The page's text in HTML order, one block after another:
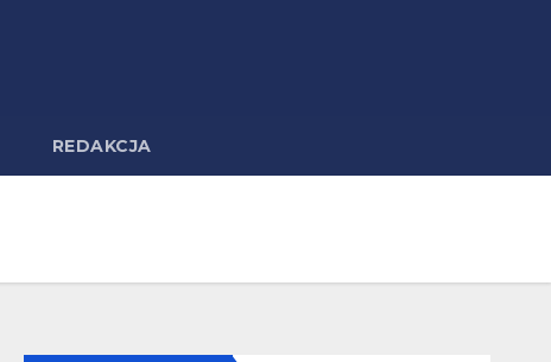
REDAKCJA